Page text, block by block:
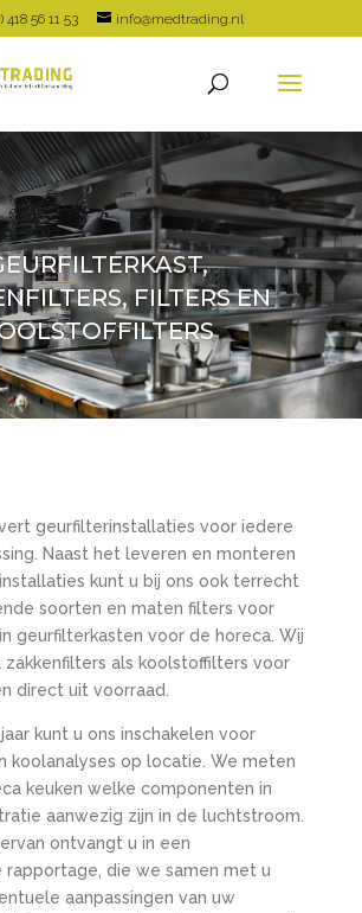
418 56 11 53 info@medtrading.nl
FILTERS EN
geurfilterinstallaties voor iedere
Naast het leveren en monteren
kunt u bij ons ook terrecht
soorten en maten filters voor
geurfilterkasten voor de horeca. Wij
als koolstoffilters voor
direct uit voorraad.
kunt u ons inschakelen voor
koolanalyses op locatie. We meten
keuken welke componenten in
aanwezig zijn in de luchtstroom.
ontvangt u in een
rapportage, die we samen met u
aanpassingen van uw